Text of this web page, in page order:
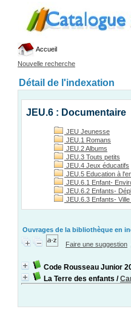
Accueil
Nouvelle recherche
Détail de l'indexation
JEU.6 : Documentaire
JEU Jeunesse
JEU.1 Romans
JEU.2 Albums
JEU.3 Touts petits
JEU.4 Jeux éducatifs
JEU.5 Education à
JEU.6.1 Enfant-
JEU.6.2 Enfants-
JEU.6.3 Enfants-
Ouvrages de la bibliothèque en
Faire une suggestion
Code Rousseau Junior
La Terre des enfants /